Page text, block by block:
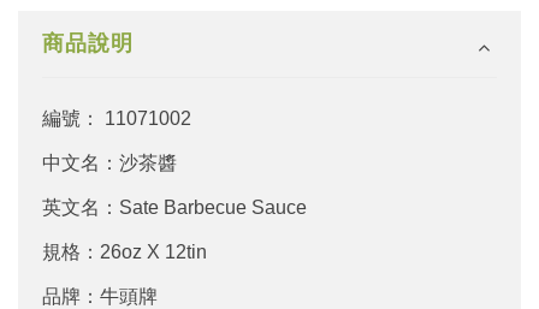
商品說明
編號： 11071002
中文名：沙茶醬
英文名：Sate Barbecue Sauce
規格：26oz X 12tin
品牌：牛頭牌